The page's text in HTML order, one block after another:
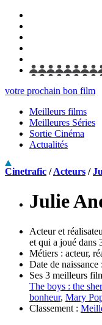
votre prochain bon film
Meilleurs films
Meilleures Séries
Sortie Cinéma
Actualités
Cinetrafic /Acteurs /
Julie
Acteur et
et qui a joué dans
Métiers : acteur,
Date de naissance :
Ses 3 meilleurs
The boys : the
bonheur, Mary
Classement :